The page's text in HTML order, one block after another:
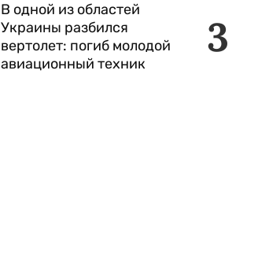
3
В одной из областей
Украины разбился
вертолет: погиб молодой
авиационный техник